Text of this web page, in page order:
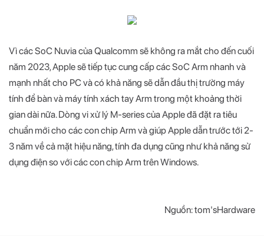
Vì các SoC Nuvia của Qualcomm sẽ không ra mắt cho đến cuối
năm 2023, Apple sẽ tiếp tục cung cấp các SoC Arm nhanh và
mạnh nhất cho PC và có khả năng sẽ dẫn đầu thị trường máy
tính để bàn và máy tính xách tay Arm trong một khoảng thời
gian dài nữa. Dòng vi xử lý M-series của Apple đã đặt ra tiêu
chuẩn mới cho các con chip Arm và giúp Apple dẫn trước tới 2-
3 năm về cả mặt hiệu năng, tính đa dụng cũng như khả năng sử
dụng điện so với các con chip Arm trên Windows.
Nguồn: tom'sHardware